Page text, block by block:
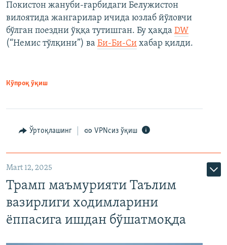
Покистон жануби-ғарбидаги Белужистон
вилоятида жангарилар ичида юзлаб йўловчи
бўлган поездни ўққа тутишган. Бу ҳақда DW
(“Немис тўлқини”) ва Би-Би-Си хабар қилди.
Кўпроқ ўқиш
Ўртоқлашинг VPNсиз ўқиш
Mart 12, 2025
Трамп маъмурияти Таълим
вазирлиги ходимларини
ёппасига ишдан бўшатмоқда